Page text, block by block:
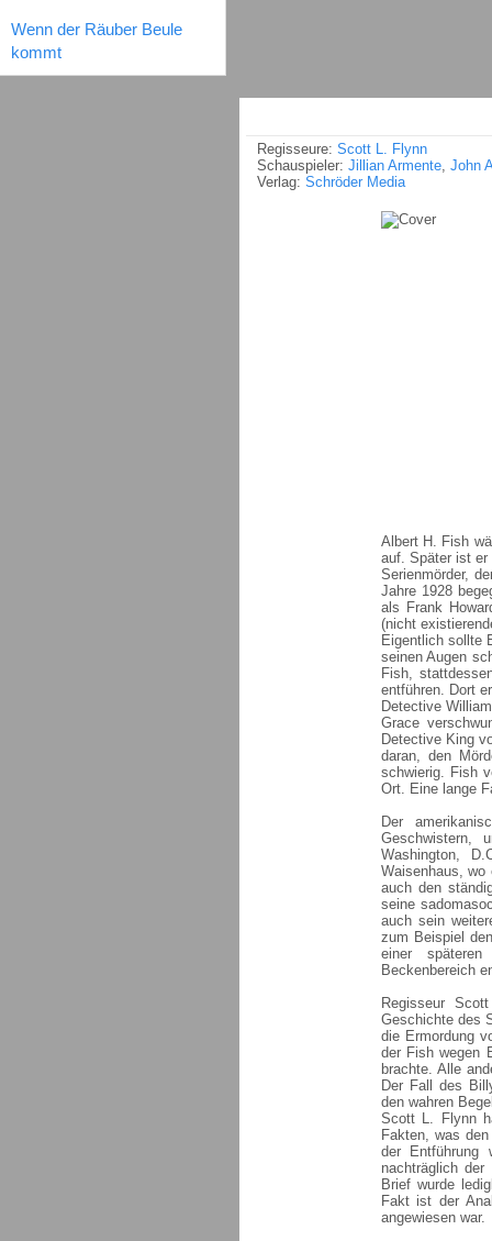
Wenn der Räuber Beule
kommt
Regisseure: Scott L. Flynn
Schauspieler: Jillian Armente, John
Verlag: Schröder Media
Albert H. Fish
auf. Später ist
Serienmörder,
Jahre 1928
als Frank
(nicht
Eigentlich sollte
seinen Augen
Fish,
entführen. Dort
Detective
Grace
Detective King
daran, den
schwierig. Fish
Ort. Eine lange
Der
Geschwistern,
Washington,
Waisenhaus,
auch den
seine
auch sein
zum Beispiel
einer späteren
Beckenbereich
Regisseur
Geschichte des
die Ermordung
der Fish wegen
brachte. Alle
Der Fall des
den wahren
Scott L. Flynn
Fakten, was
der
nachträglich
Brief wurde
Fakt ist der
angewiesen war.